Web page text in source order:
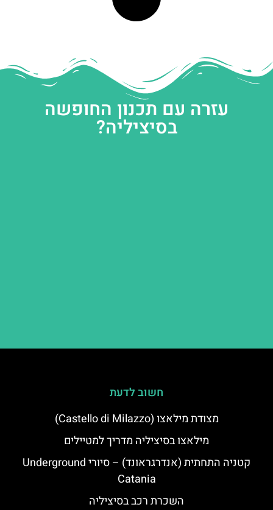
עזרה עם תכנון החופשה
בסיציליה?
חשוב לדעת
מצודת מילאצו (Castello di Milazzo)
מילאצו בסיציליה מדריך למטיילים
קטניה התחתית (אנדרגראונד) – סיורי Underground
Catania
השכרת רכב בסיציליה